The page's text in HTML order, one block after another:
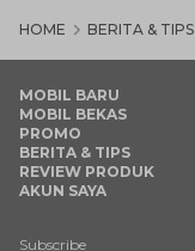
HOME BERITA & TIPS
MOBIL BARU
MOBIL BEKAS
PROMO
BERITA & TIPS
REVIEW PRODUK
AKUN SAYA
Subscribe